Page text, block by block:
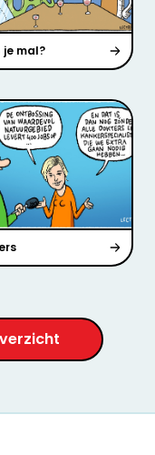
je mal?